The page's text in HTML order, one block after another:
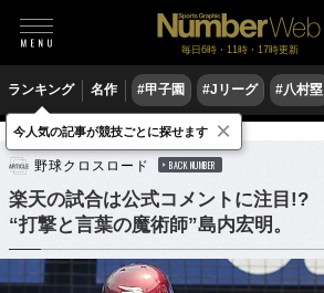
毎日6時・11時・17時更新
ランキング 名作 #甲子園 #Jリーグ #八村塁
野球 プロ野球
野球クロスロード BACK NUMBER
楽天の試合は公式コメントに注目!?
“打撃と言葉の魔術師”島内宏明。
今人気の記事が競技ごとに探せます ×